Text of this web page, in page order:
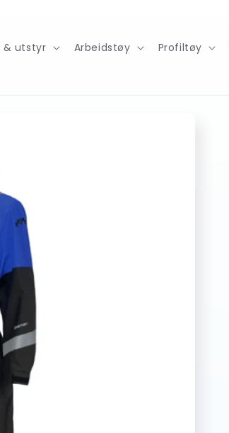
& utstyr Arbeidstøy Profiltøy